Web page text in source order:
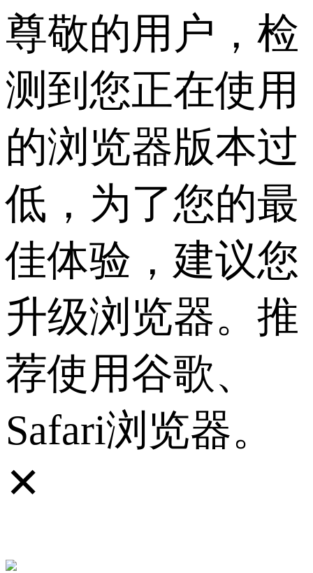
尊敬的用户，检
测到您正在使用
的浏览器版本过
低，为了您的最
佳体验，建议您
升级浏览器。推
荐使用谷歌、
Safari浏览器。
✕